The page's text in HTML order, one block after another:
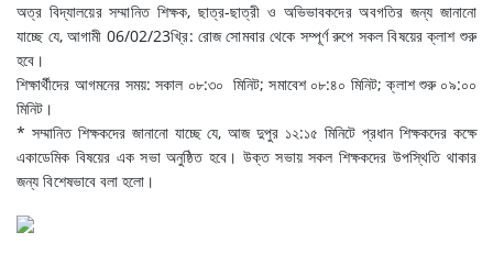
অত্র বিদ্যালয়ের সম্মানিত শিক্ষক, ছাত্র-ছাত্রী ও অভিভাবকদের অবগতির জন্য জানানো
যাচ্ছে যে, আগামী 06/02/23খ্রি: রোজ সোমবার থেকে সম্পূর্ণ রুপে সকল বিষয়ের ক্লাশ শুরু
হবে।
শিক্ষার্থীদের আগমনের সময়: সকাল ০৮:৩০ মিনিট; সমাবেশ ০৮:৪০ মিনিট; ক্লাশ শুরু ০৯:০০
মিনিট।
* সম্মানিত শিক্ষকদের জানানো যাচ্ছে যে, আজ দুপুর ১২:১৫ মিনিটে প্রধান শিক্ষকদের কক্ষে
একাডেমিক বিষয়ের এক সভা অনুষ্ঠিত হবে। উক্ত সভায় সকল শিক্ষকদের উপস্থিতি থাকার
জন্য বিশেষভাবে বলা হলো।